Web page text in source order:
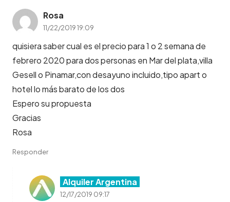
Rosa
11/22/2019 19:09
quisiera saber cual es el precio para 1 o 2 semana de
febrero 2020 para dos personas en Mar del plata,villa
Gesell o Pinamar,con desayuno incluido,tipo apart o
hotel lo más barato de los dos
Espero su propuesta
Gracias
Rosa
Responder
Alquiler Argentina
12/17/2019 09:17